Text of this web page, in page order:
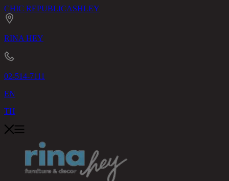
CHIC REPUBLICASHLEY
RINA HEY
02-514-7111
EN
TH